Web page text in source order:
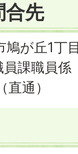
合先
が丘1丁
課職員係
通）